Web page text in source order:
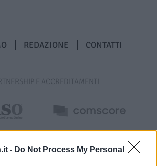
- Do Not Process My Personal
REDAZIONE CONTATTI
E ACCREDITAMENTI